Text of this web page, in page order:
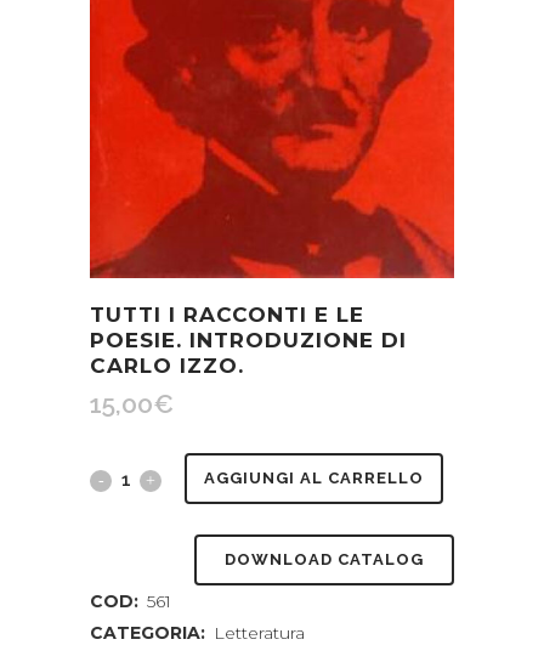
TUTTI I RACCONTI E LE
POESIE. INTRODUZIONE DI
CARLO IZZO.
15,00€
Tutti
e
AGGIUNGI AL CARRELLO
DOWNLOAD CATALOG
COD: 561
CATEGORIA: Letteratura